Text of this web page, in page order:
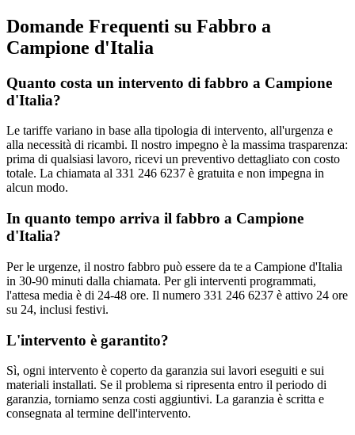
Domande Frequenti su Fabbro a
Campione d'Italia
Quanto costa un intervento di fabbro a Campione
d'Italia?
Le tariffe variano in base alla tipologia di intervento, all'urgenza e
alla necessità di ricambi. Il nostro impegno è la massima trasparenza:
prima di qualsiasi lavoro, ricevi un preventivo dettagliato con costo
totale. La chiamata al 331 246 6237 è gratuita e non impegna in
alcun modo.
In quanto tempo arriva il fabbro a Campione
d'Italia?
Per le urgenze, il nostro fabbro può essere da te a Campione d'Italia
in 30-90 minuti dalla chiamata. Per gli interventi programmati,
l'attesa media è di 24-48 ore. Il numero 331 246 6237 è attivo 24 ore
su 24, inclusi festivi.
L'intervento è garantito?
Sì, ogni intervento è coperto da garanzia sui lavori eseguiti e sui
materiali installati. Se il problema si ripresenta entro il periodo di
garanzia, torniamo senza costi aggiuntivi. La garanzia è scritta e
consegnata al termine dell'intervento.